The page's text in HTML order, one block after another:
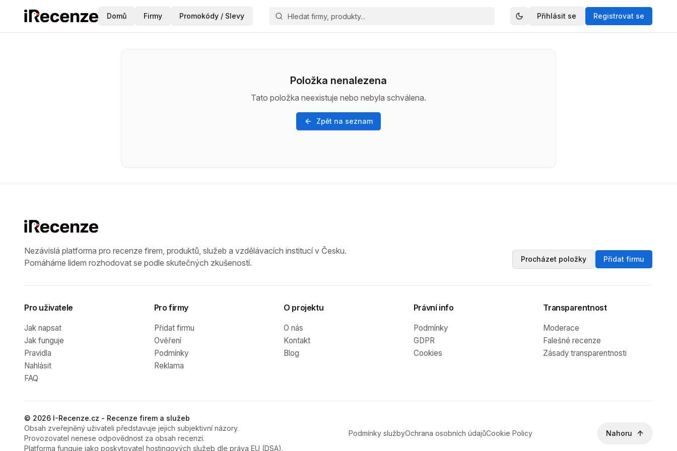
Domů Firmy Promokódy / Slevy Přihlásit se Registrovat se
Položka nenalezena
Tato položka neexistuje nebo nebyla schválena.
Zpět na seznam
Nezávislá platforma pro recenze firem, produktů, služeb a vzdělávacích institucí v Česku.
Pomáháme lidem rozhodovat se podle skutečných zkušeností.
Procházet položky Přidat firmu
Pro uživatele
Jak napsat
Jak funguje
Pravidla
Nahlásit
FAQ
Pro firmy
Přidat firmu
Ověření
Podmínky
Reklama
O projektu
O nás
Kontakt
Blog
Právní info
Podmínky
GDPR
Cookies
Transparentnost
Moderace
Falešné recenze
Zásady transparentnosti
© 2026 I-Recenze.cz - Recenze firem a služeb
Obsah zveřejněný uživateli představuje jejich subjektivní názory.
Provozovatel nenese odpovědnost za obsah recenzí.
Platforma funguje jako poskytovatel hostingových služeb dle práva EU (DSA).
Podmínky službyOchrana osobních údajůCookie Policy Nahoru